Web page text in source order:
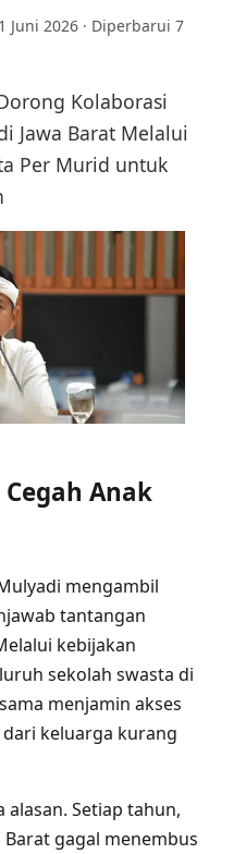
Juni 2026 · Diperbarui 7
Kolaborasi
Jawa Barat Melalui
Per Murid untuk
Anak
mengambil
tantangan
kebijakan
sekolah swasta di
menjamin akses
keluarga kurang
Setiap tahun,
Barat gagal menembus